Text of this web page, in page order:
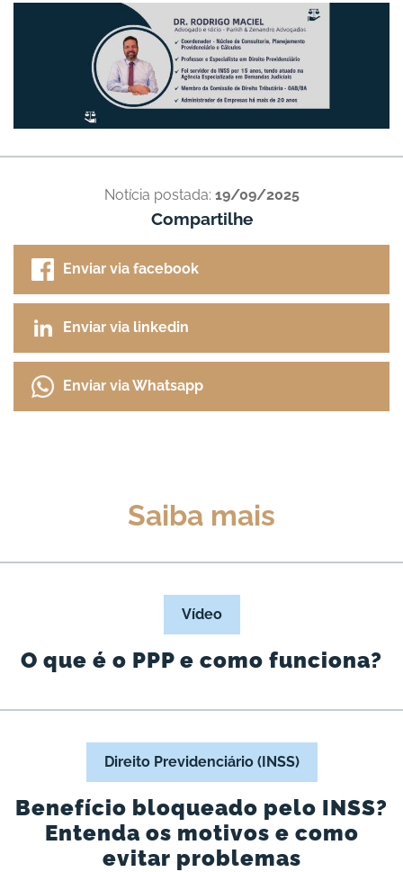
Notícia postada: 19/09/2025
Compartilhe
Enviar via facebook
Enviar via linkedin
Enviar via Whatsapp
Saiba mais
Vídeo
O que é o PPP e como funciona?
Direito Previdenciário (INSS)
Benefício bloqueado pelo INSS?
Entenda os motivos e como
evitar problemas